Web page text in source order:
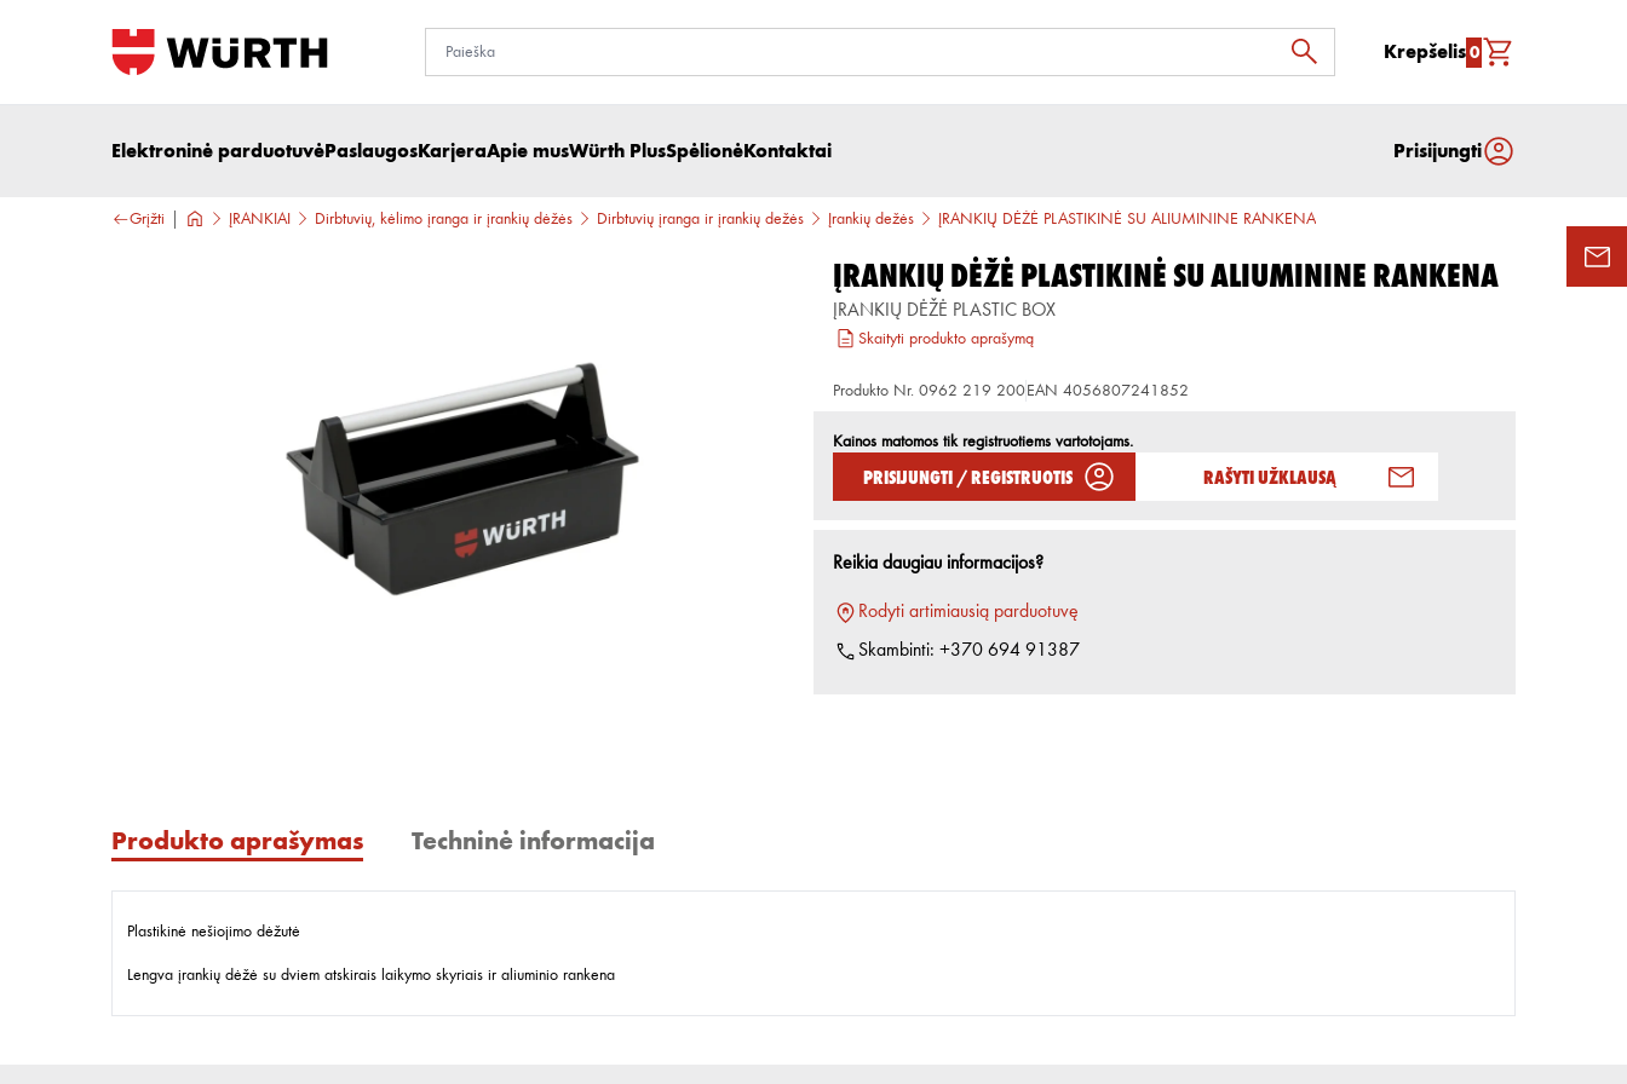
Krepšelis0
Elektroninė parduotuvėPaslaugosKarjeraApie musWürth PlusSpėlionėKontaktai Prisijungti
Grįžti ĮRANKIAI Dirbtuvių, kėlimo įranga ir įrankių dėžės Dirbtuvių įranga ir įrankių dežės Įrankių dežės ĮRANKIŲ DĖŽĖ PLASTIKINĖ SU ALIUMININE RANKENA
ĮRANKIŲ DĖŽĖ PLASTIKINĖ SU ALIUMININE RANKENA
ĮRANKIŲ DĖŽĖ PLASTIC BOX
Skaityti produkto aprašymą
Produkto Nr. 0962 219 200 EAN 4056807241852
Kainos matomos tik registruotiems vartotojams.
Prisijungti / Registruotis Rašyti užklausą
Reikia daugiau informacijos?
Rodyti artimiausią parduotuvę
Skambinti: +370 694 91387
Produkto aprašymas Techninė informacija
Plastikinė nešiojimo dėžutė
Lengva įrankių dėžė su dviem atskirais laikymo skyriais ir aliuminio rankena